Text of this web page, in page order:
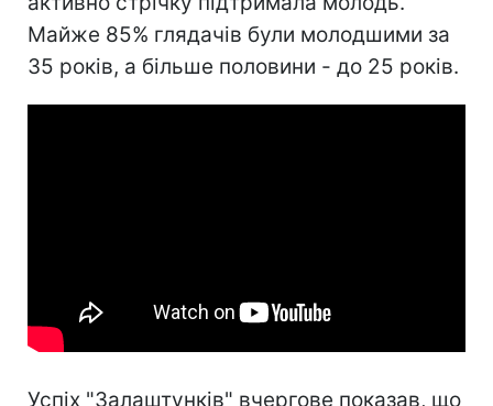
Майже 85% глядачів були молодшими за
35 років, а більше половини - до 25 років.
Успіх "Залаштунків" вчергове показав, що